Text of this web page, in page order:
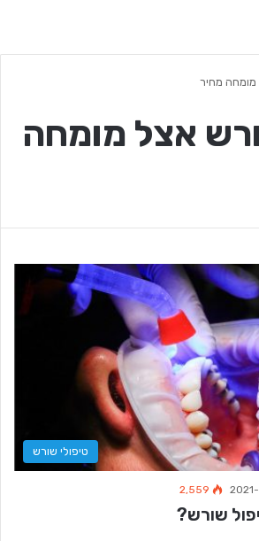
מומחה מחיר
אצל מומחה
טיפולי שורש
2,559
שורש?